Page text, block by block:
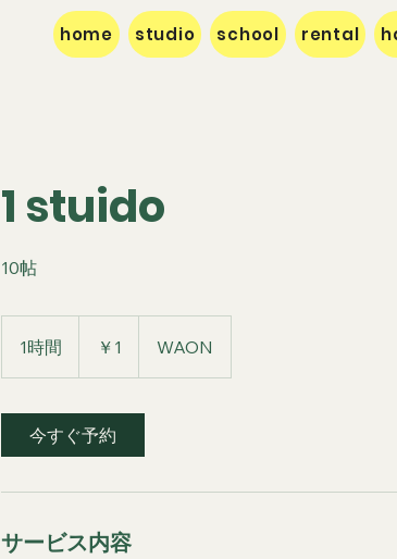
home studio school rental
1 stuido
10帖
1時間
時
￥1 WAON
今すぐ予約
サービス内容